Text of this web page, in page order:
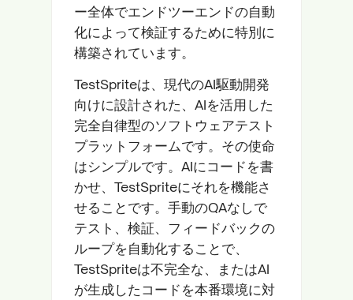
ー全体でエンドツーエンドの自動
化によって検証するために特別に
構築されています。
TestSpriteは、現代のAI駆動開発
向けに設計された、AIを活用した
完全自律型のソフトウェアテスト
プラットフォームです。その使命
はシンプルです。AIにコードを書
かせ、TestSpriteにそれを機能さ
せることです。手動のQAなしで
テスト、検証、フィードバックの
ループを自動化することで、
TestSpriteは不完全な、またはAI
が生成したコードを本番環境に対